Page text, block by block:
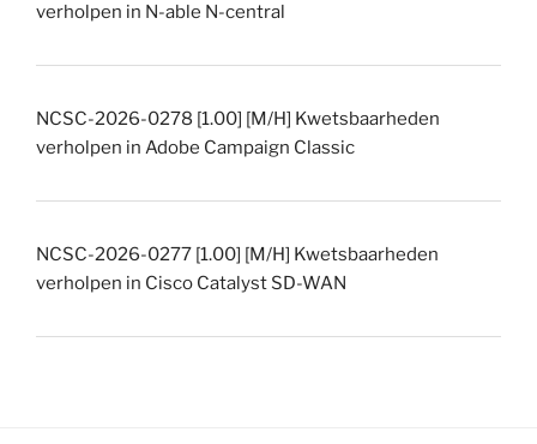
verholpen in N-able N-central
NCSC-2026-0278 [1.00] [M/H] Kwetsbaarheden
verholpen in Adobe Campaign Classic
NCSC-2026-0277 [1.00] [M/H] Kwetsbaarheden
verholpen in Cisco Catalyst SD-WAN